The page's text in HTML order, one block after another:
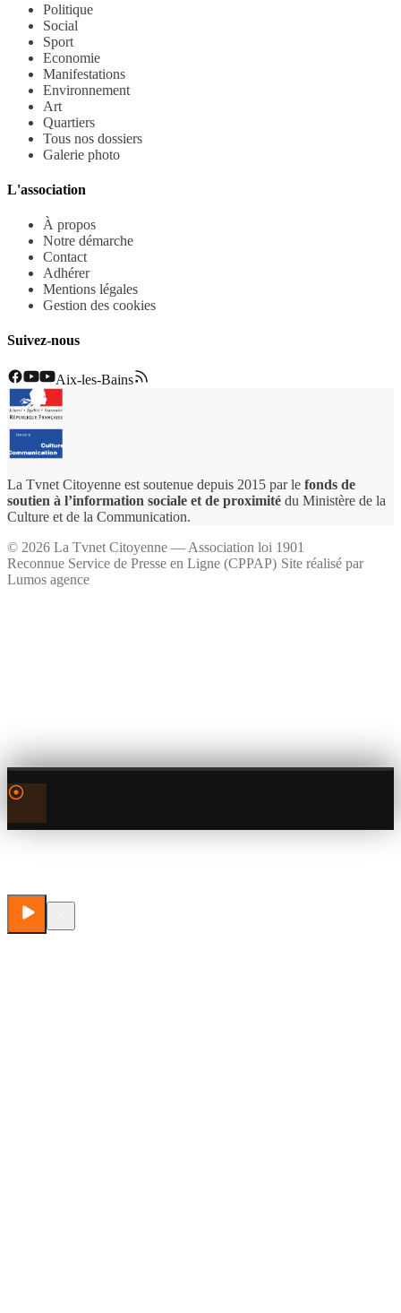
Politique
Social
Sport
Economie
Manifestations
Environnement
Art
Quartiers
Tous nos dossiers
Galerie photo
L'association
À propos
Notre démarche
Contact
Adhérer
Mentions légales
Gestion des cookies
Suivez-nous
Aix-les-Bains
La Tvnet Citoyenne est soutenue depuis 2015 par le fonds de
soutien à l’information sociale et de proximité du Ministère de la
Culture et de la Communication.
© 2026 La Tvnet Citoyenne — Association loi 1901
Reconnue Service de Presse en Ligne (CPPAP)·Site réalisé par
Lumos agence